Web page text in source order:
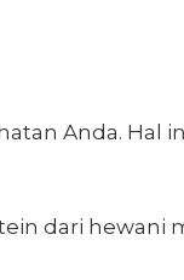
Anda. Hal
dari hewani